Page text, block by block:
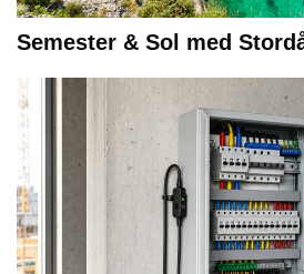
Semester & Sol med